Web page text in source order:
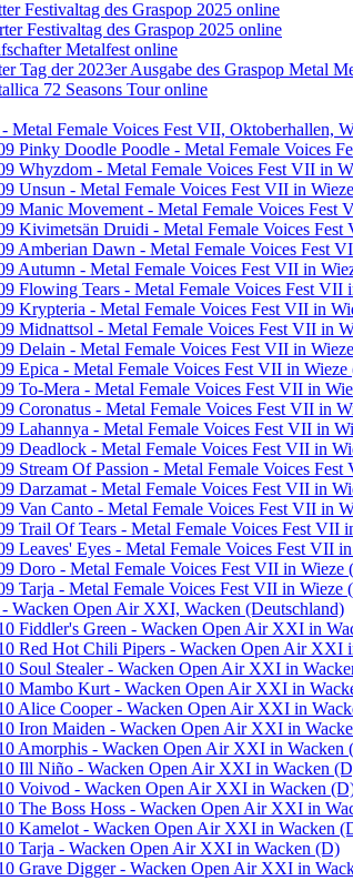
Festivaltag des Graspop 2025 online
Festivaltag des Graspop 2025 online
Metalfest online
Tag der 2023er Ausgabe des Graspop Metal
72 Seasons Tour online
Metal Female Voices Fest VII, Oktoberhallen,
Pinky Doodle Poodle - Metal Female Voices
Whyzdom - Metal Female Voices Fest VII in
Unsun - Metal Female Voices Fest VII in
Manic Movement - Metal Female Voices Fest
Kivimetsän Druidi - Metal Female Voices
Amberian Dawn - Metal Female Voices Fest
Autumn - Metal Female Voices Fest VII in
Flowing Tears - Metal Female Voices Fest VII
Krypteria - Metal Female Voices Fest VII in
Midnattsol - Metal Female Voices Fest VII in
Delain - Metal Female Voices Fest VII in
Epica - Metal Female Voices Fest VII in Wieze
To-Mera - Metal Female Voices Fest VII in
Coronatus - Metal Female Voices Fest VII in
Lahannya - Metal Female Voices Fest VII in
Deadlock - Metal Female Voices Fest VII in
Stream Of Passion - Metal Female Voices
Darzamat - Metal Female Voices Fest VII in
Van Canto - Metal Female Voices Fest VII in
Trail Of Tears - Metal Female Voices Fest VII
Leaves' Eyes - Metal Female Voices Fest VII
Doro - Metal Female Voices Fest VII in Wieze
Tarja - Metal Female Voices Fest VII in Wieze
Wacken Open Air XXI, Wacken (Deutschland)
Fiddler's Green - Wacken Open Air XXI in
Red Hot Chili Pipers - Wacken Open Air XXI
Soul Stealer - Wacken Open Air XXI in
Mambo Kurt - Wacken Open Air XXI in
Alice Cooper - Wacken Open Air XXI in
Iron Maiden - Wacken Open Air XXI in
Amorphis - Wacken Open Air XXI in Wacken
Ill Niño - Wacken Open Air XXI in Wacken
Voivod - Wacken Open Air XXI in Wacken
The Boss Hoss - Wacken Open Air XXI in
Kamelot - Wacken Open Air XXI in Wacken
Tarja - Wacken Open Air XXI in Wacken (D)
Grave Digger - Wacken Open Air XXI in